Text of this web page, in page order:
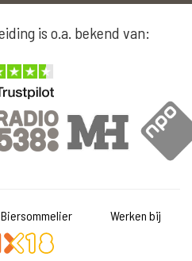
is o.a. bekend van:
Biersommelier Werken bij